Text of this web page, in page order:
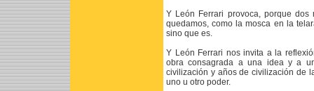
Y León Ferrari provoca, porque
quedamos, como la mosca en la
sino que es.
Y León Ferrari nos invita a la
obra consagrada a una idea y a
civilización y años de civilización de
uno u otro poder.